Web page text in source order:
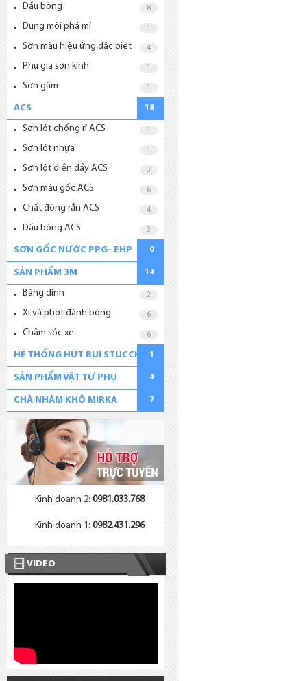
Dầu bóng 8
Dung môi phá mí 1
Sơn màu hiệu ứng đặc biệt 4
Phụ gia sơn kính 1
Sơn gầm 1
ACS 18
Sơn lót chống rỉ ACS 1
Sơn lót nhựa 1
Sơn lót điền đầy ACS 3
Sơn màu gốc ACS 6
Chất đóng rắn ACS 4
Dầu bóng ACS 3
SƠN GỐC NƯỚC PPG- EHP 0
SẢN PHẨM 3M 14
Băng dính 2
Xi và phớt đánh bóng 6
Chăm sóc xe 6
HỆ THỐNG HÚT BỤI STUCCHI 1
SẢN PHẨM VẬT TƯ PHỤ 4
CHÀ NHÀM KHÔ MIRKA 7
Kinh doanh 2: 0981.033.768
Kinh doanh 1: 0982.431.296
VIDEO